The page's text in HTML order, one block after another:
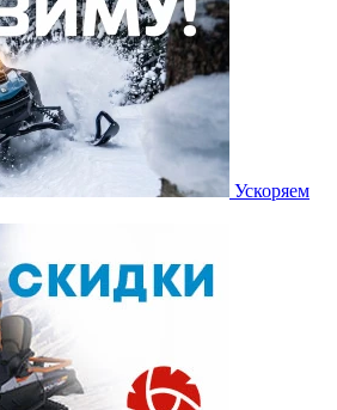
Ускоряем